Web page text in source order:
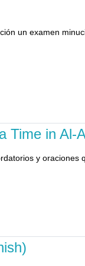
un examen
Time in Al-
y